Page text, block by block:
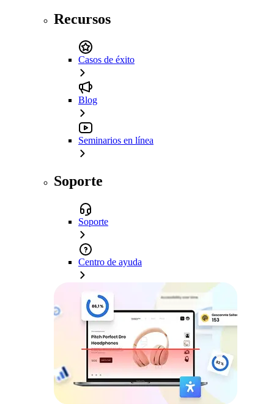
Recursos
Casos de éxito
Blog
Seminarios en línea
Soporte
Soporte
Centro de ayuda